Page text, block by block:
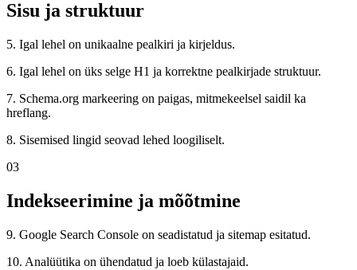
Sisu ja struktuur
5. Igal lehel on unikaalne pealkiri ja kirjeldus.
6. Igal lehel on üks selge H1 ja korrektne pealkirjade struktuur.
7. Schema.org markeering on paigas, mitmekeelsel saidil ka
hreflang.
8. Sisemised lingid seovad lehed loogiliselt.
03
Indekseerimine ja mõõtmine
9. Google Search Console on seadistatud ja sitemap esitatud.
10. Analüütika on ühendatud ja loeb külastajaid.